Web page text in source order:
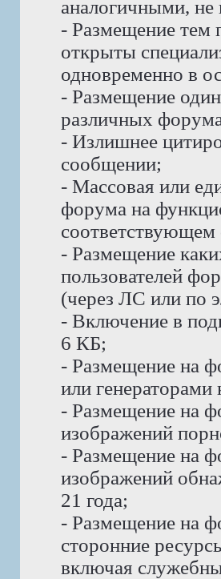
аналогичными,
- Размещение тем
открыты
одновременно в
- Размещение
различных
- Излишнее
сообщении;
- Массовая или
форума на
- Размещение
пользователей
(через ЛС или по
- Включение в
6 КБ;
- Размещение на
или
- Размещение на
изображений
- Размещение на
изображений
21 года;
- Размещение на
сторонние
включая